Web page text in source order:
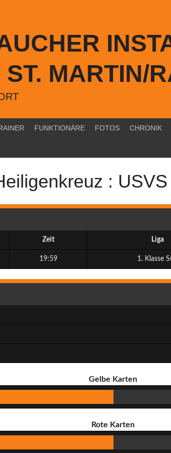
ST. MARTIN/
FUNKTIONÄRE FOTOS CHRONIK
:
Zeit Liga
19:59 1. Klasse
Gelbe Karten
Rote Karten